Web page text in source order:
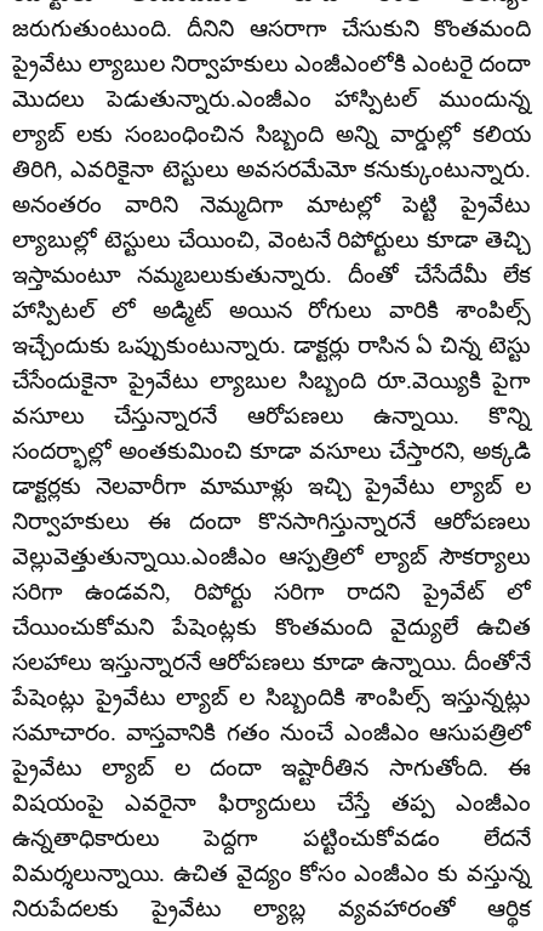
జరుగుతుంటుంది. దీనిని ఆసరాగా చేసుకుని కొంతమంది
ప్రైవేటు ల్యాబుల నిర్వాహకులు ఎంజీఎంలోకి ఎంటరై దందా
మొదలు పెడుతున్నారు.ఎంజీఎం హాస్పిటల్ ముందున్న
ల్యాబ్ లకు సంబంధించిన సిబ్బంది అన్ని వార్డుల్లో కలియ
తిరిగి, ఎవరికైనా టెస్టులు అవసరమేమో కనుక్కుంటున్నారు.
అనంతరం వారిని నెమ్మదిగా మాటల్లో పెట్టి ప్రైవేటు
ల్యాబుల్లో టెస్టులు చేయించి, వెంటనే రిపోర్టులు కూడా తెచ్చి
ఇస్తామంటూ నమ్మబలుకుతున్నారు. దీంతో చేసేదేమీ లేక
హాస్పిటల్ లో అడ్మిట్ అయిన రోగులు వారికి శాంపిల్స్
ఇచ్చేందుకు ఒప్పుకుంటున్నారు. డాక్టర్లు రాసిన ఏ చిన్న టెస్టు
చేసేందుకైనా ప్రైవేటు ల్యాబుల సిబ్బంది రూ.వెయ్యికి పైగా
వసూలు చేస్తున్నారనే ఆరోపణలు ఉన్నాయి. కొన్ని
సందర్భాల్లో అంతకుమించి కూడా వసూలు చేస్తారని, అక్కడి
డాక్టర్లకు నెలవారీగా మామూళ్లు ఇచ్చి ప్రైవేటు ల్యాబ్ ల
నిర్వాహకులు ఈ దందా కొనసాగిస్తున్నారనే ఆరోపణలు
వెల్లువెత్తుతున్నాయి.ఎంజీఎం ఆస్పత్రిలో ల్యాబ్ సౌకర్యాలు
సరిగా ఉండవని, రిపోర్టు సరిగా రాదని ప్రైవేట్ లో
చేయించుకోమని పేషెంట్లకు కొంతమంది వైద్యులే ఉచిత
సలహాలు ఇస్తున్నారనే ఆరోపణలు కూడా ఉన్నాయి. దీంతోనే
పేషెంట్లు ప్రైవేటు ల్యాబ్ ల సిబ్బందికి శాంపిల్స్ ఇస్తున్నట్లు
సమాచారం. వాస్తవానికి గతం నుంచే ఎంజీఎం ఆసుపత్రిలో
ప్రైవేటు ల్యాబ్ ల దందా ఇష్టారీతిన సాగుతోంది. ఈ
విషయంపై ఎవరైనా ఫిర్యాదులు చేస్తే తప్ప ఎంజీఎం
ఉన్నతాధికారులు పెద్దగా పట్టించుకోవడం లేదనే
విమర్శలున్నాయి. ఉచిత వైద్యం కోసం ఎంజీఎం కు వస్తున్న
నిరుపేదలకు ప్రైవేటు ల్యాబ్ల వ్యవహారంతో ఆర్థిక